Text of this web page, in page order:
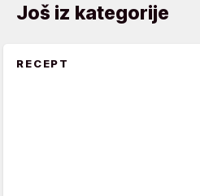
Još iz kategorije
RECEPT